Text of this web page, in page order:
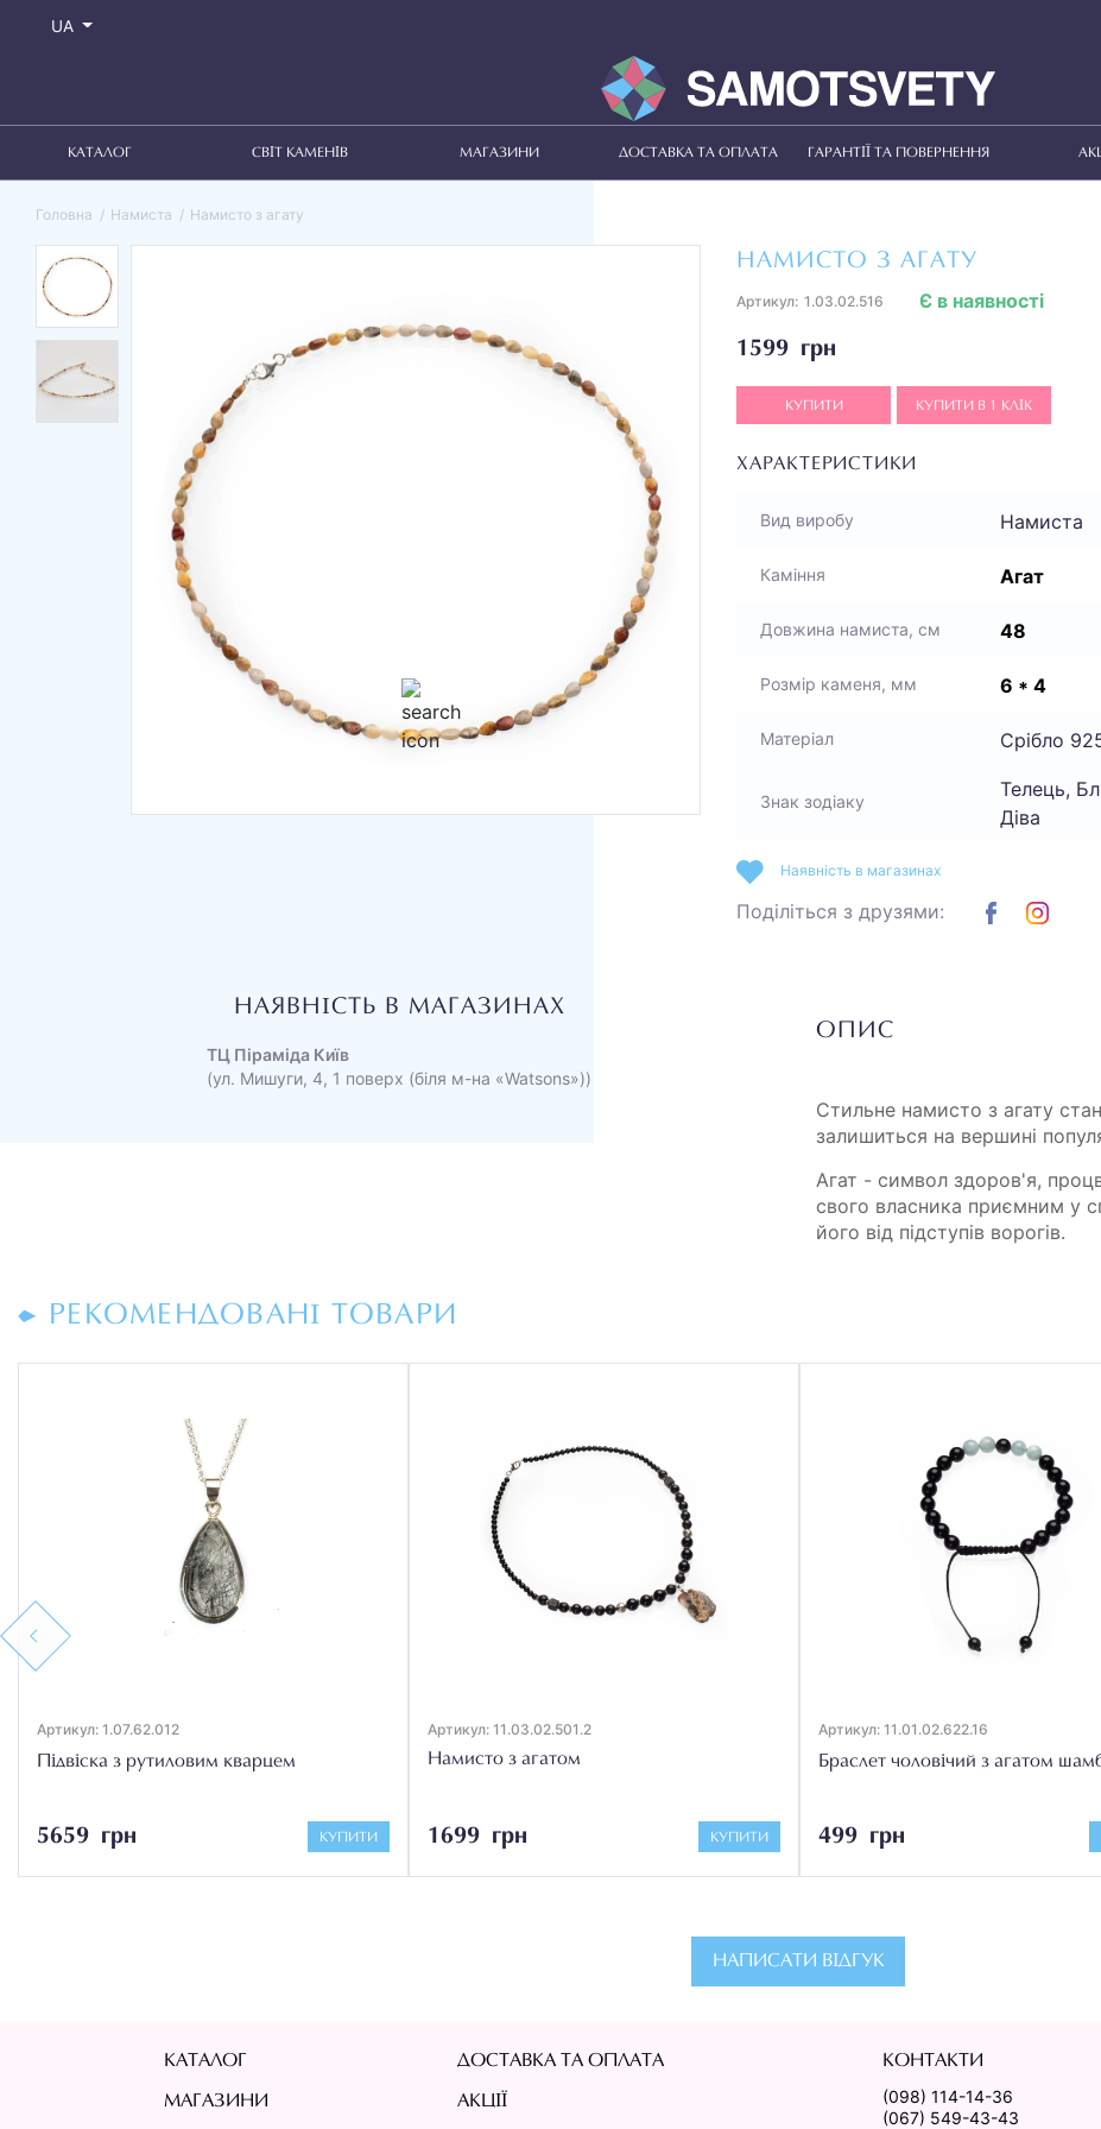
UA
КАТАЛОГ СВІТ КАМЕНІВ МАГАЗИНИ ДОСТАВКА ТА ОПЛАТА ГАРАНТІЇ ТА ПОВЕРНЕННЯ
Головна Намиста Намисто з агату
НАМИСТО З АГАТУ
Артикул: 1.03.02.516
1599 грн
Є в наявності
КУПИТИ КУПИТИ В 1 КЛІК
ХАРАКТЕРИСТИКИ
Вид виробу Намиста
Каміння Агат
Довжина намиста, см 48
Розмір каменя, мм 6 * 4
Матеріал Срібло
Знак зодіаку
Телець,
Діва
Наявність в магазинах
Поділіться з друзями:
НАЯВНІСТЬ В МАГАЗИНАХ
ТЦ Піраміда Київ
(ул. Мишуги, 4, 1 поверх (біля м-на «Watsons»))
ОПИС
Стильне намисто з агату
залишиться на вершині
Агат - символ здоров'я,
свого власника приємним у
його від підступів ворогів.
РЕКОМЕНДОВАНІ ТОВАРИ
Previous
Артикул: 1.07.62.012
Підвіска з рутиловим кварцем
5659 грн КУПИТИ
Артикул: 11.03.02.501.2
Намисто з агатом
1699 грн КУПИТИ
Артикул: 11.01.02.622.16
Браслет чоловічий з агатом
499 грн
НАПИСАТИ ВІДГУК
КАТАЛОГ
МАГАЗИНИ
ДОСТАВКА ТА ОПЛАТА
АКЦІЇ
КОНТАКТИ
(098) 114-14-36
(067) 549-43-43